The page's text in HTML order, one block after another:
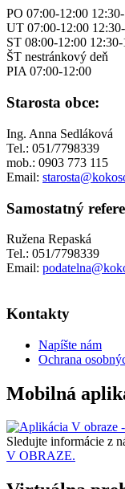
PO 07:00-12:00
UT 07:00-12:00
ST 08:00-12:00
ŠT nestránkový deň
PIA 07:00-12:00
Starosta obce:
Ing. Anna Sedláková
Tel.: 051/7798339
mob.: 0903 773 115
Email: s
Samostatný
Ružena Repaská
Tel.: 051/7798339
Email:
Kontakty
Napíšte nám
Ochrana
Mobilná
Sledujte informácie z
V OBRAZE.